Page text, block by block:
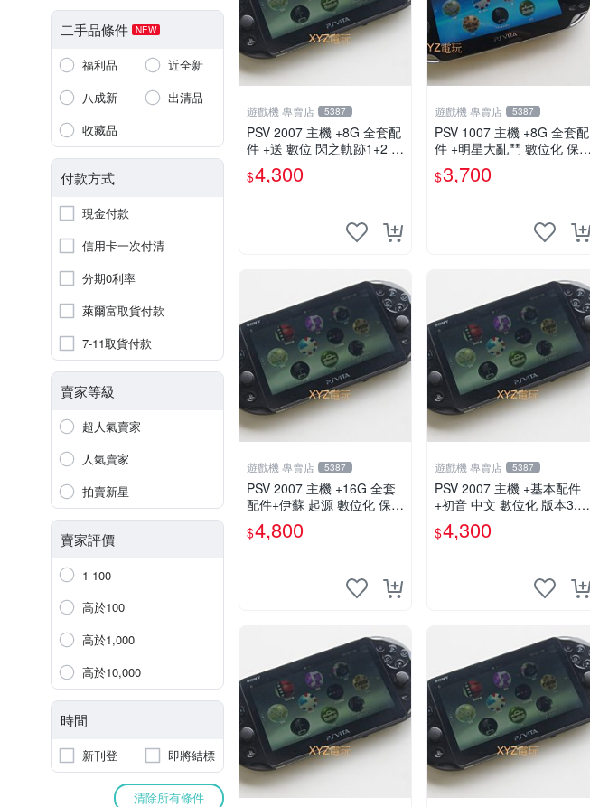
二手品條件 NEW
福利品
近全新
八成新
出清品
收藏品
付款方式
現金付款
信用卡一次付清
分期0利率
萊爾富取貨付款
7-11取貨付款
賣家等級
超人氣賣家
人氣賣家
拍賣新星
賣家評價
1-100
高於100
高於1,000
高於10,000
時間
新刊登 即將結標
清除所有條件
遊戲機 專賣店 5387
PSV 2007 主機 +8G 全套配
件 +送 數位 閃之軌跡1+2 保
修一年 品質有保障
$4,300
遊戲機 專賣店 5387
PSV 1007 主機 +8G 全套配
件 +明星大亂鬥 數位化 保修
一年 品質有保障
$3,700
遊戲機 專賣店 5387
PSV 2007 主機 +16G 全套
配件+伊蘇 起源 數位化 保修
一年 品質有保障
$4,800
遊戲機 專賣店 5387
PSV 2007 主機 +基本配件
+初音 中文 數位化 版本3.69
PS Vita2007 保修一年 85成
新
$4,300